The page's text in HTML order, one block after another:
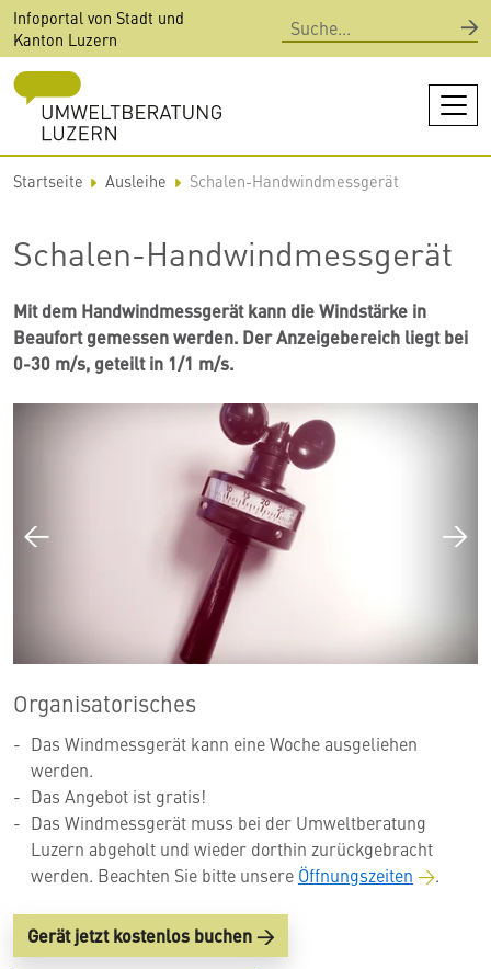
Direkt
zum
Inhalt
Infoportal von Stadt und
Kanton Luzern
Suche
Startseite Ausleihe Schalen-Handwindmessgerät
Schalen-Handwindmessgerät
Mit dem Handwindmessgerät kann die Windstärke in
Beaufort gemessen werden. Der Anzeigebereich liegt bei
0-30 m/s, geteilt in 1/1 m/s.
Organisatorisches
Das Windmessgerät kann eine Woche ausgeliehen
werden.
Das Angebot ist gratis!
Das Windmessgerät muss bei der Umweltberatung
Luzern abgeholt und wieder dorthin zurückgebracht
werden. Beachten Sie bitte unsere Öffnungszeiten .
Gerät jetzt kostenlos buchen